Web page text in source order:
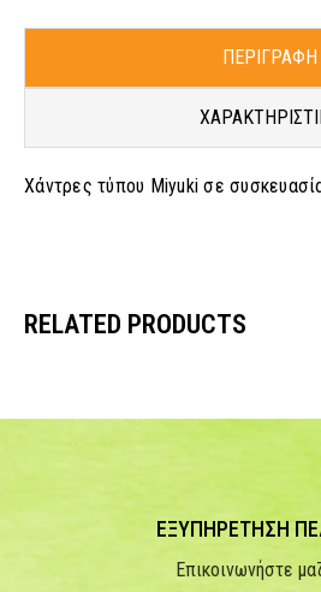
ΠΕΡΙΓΡΑΦΗ
Χάντρες τύπου Miyuki σε
RELATED PRODUCTS
ΕΞΥΠΗΡΕΤΗΣΗ
Επικοινωνήστε